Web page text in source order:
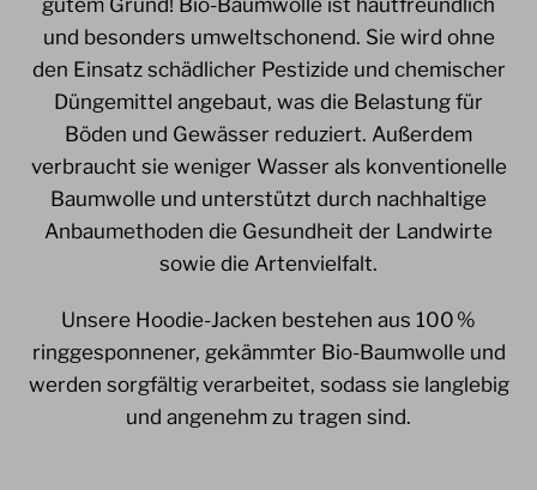
und besonders umweltschonend. Sie wird ohne
den Einsatz schädlicher Pestizide und chemischer
Düngemittel angebaut, was die Belastung für
Böden und Gewässer reduziert. Außerdem
verbraucht sie weniger Wasser als konventionelle
Baumwolle und unterstützt durch nachhaltige
Anbaumethoden die Gesundheit der Landwirte
sowie die Artenvielfalt.
Unsere Hoodie-Jacken bestehen aus 100 %
ringgesponnener, gekämmter Bio-Baumwolle und
werden sorgfältig verarbeitet, sodass sie langlebig
und angenehm zu tragen sind.